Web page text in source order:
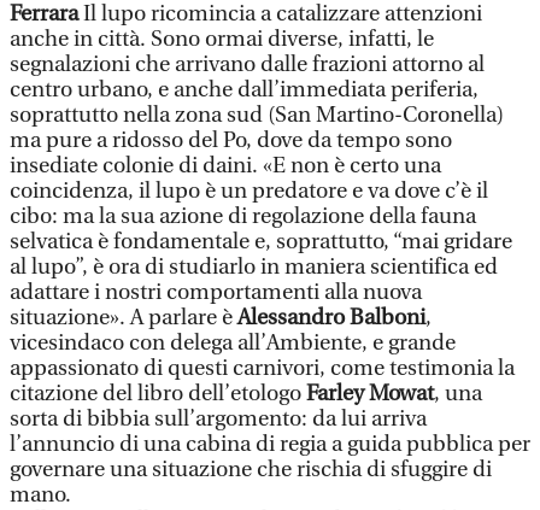
FerraraIl lupo ricomincia a catalizzare attenzioni
anche in città. Sono ormai diverse, infatti, le
segnalazioni che arrivano dalle frazioni attorno al
centro urbano, e anche dall’immediata periferia,
soprattutto nella zona sud (San Martino-Coronella)
ma pure a ridosso del Po, dove da tempo sono
insediate colonie di daini. «E non è certo una
coincidenza, il lupo è un predatore e va dove c’è il
cibo: ma la sua azione di regolazione della fauna
selvatica è fondamentale e, soprattutto, “mai gridare
al lupo”, è ora di studiarlo in maniera scientifica ed
adattare i nostri comportamenti alla nuova
situazione». A parlare èAlessandro Balboni,
vicesindaco con delega all’Ambiente, e grande
appassionato di questi carnivori, come testimonia la
citazione del libro dell’etologoFarley Mowat, una
sorta di bibbia sull’argomento: da lui arriva
l’annuncio di una cabina di regia a guida pubblica per
governare una situazione che rischia di sfuggire di
mano.